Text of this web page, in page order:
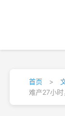
首页 >
难产27小时